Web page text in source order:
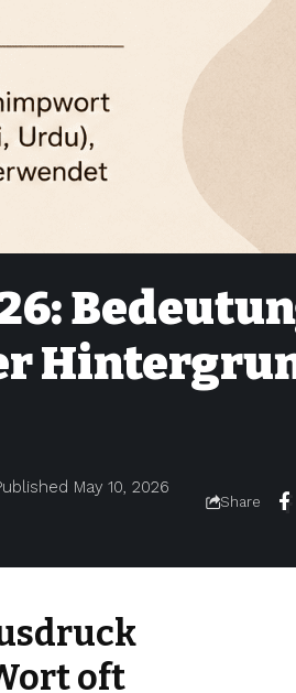
May 10, 2026
Share
oft